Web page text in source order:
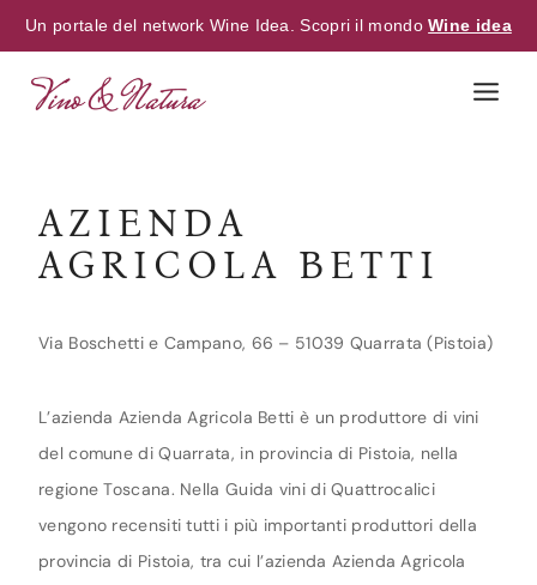
Un portale del network Wine Idea. Scopri il mondoWine idea
AZIENDA
AGRICOLA BETTI
Via Boschetti e Campano, 66 – 51039 Quarrata (Pistoia)
L’azienda Azienda Agricola Betti è un produttore di vini
del comune di Quarrata, in provincia di Pistoia, nella
regione Toscana. Nella Guida vini di Quattrocalici
vengono recensiti tutti i più importanti produttori della
provincia di Pistoia, tra cui l’azienda Azienda Agricola